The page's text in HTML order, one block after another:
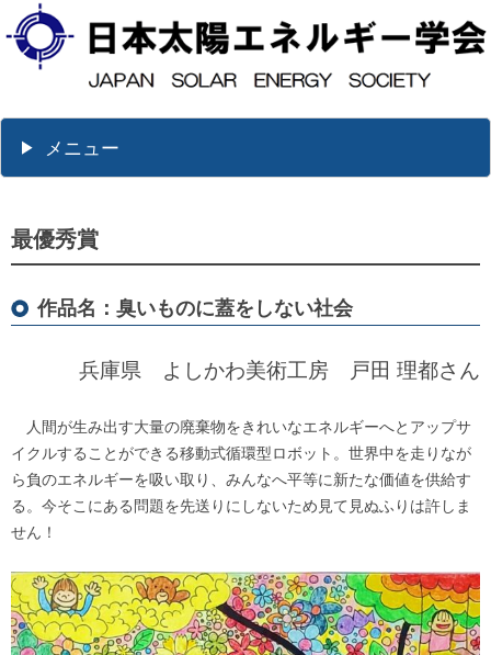
メニュー
最優秀賞
作品名：臭いものに蓋をしない社会
兵庫県 よしかわ美術工房 戸田 理都さん
人間が生み出す大量の廃棄物をきれいなエネルギーへとアップサ
イクルすることができる移動式循環型ロボット。世界中を走りなが
ら負のエネルギーを吸い取り、みんなへ平等に新たな価値を供給す
る。今そこにある問題を先送りにしないため見て見ぬふりは許しま
せん！